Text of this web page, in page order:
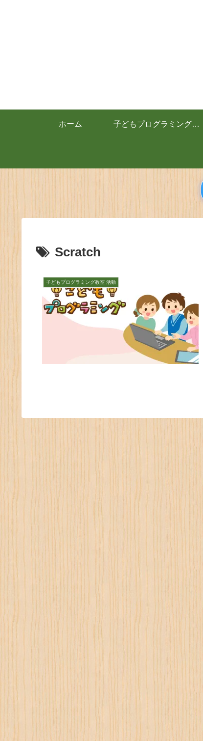
ホーム 子どもプログラミング教室
Scratch
子どもプログラミング教室 活動